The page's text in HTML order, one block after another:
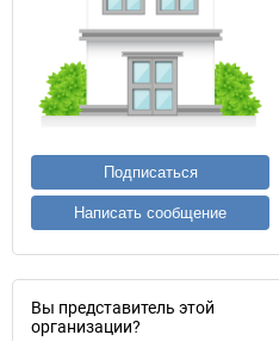
Подписаться
Написать сообщение
Вы представитель этой
организации?